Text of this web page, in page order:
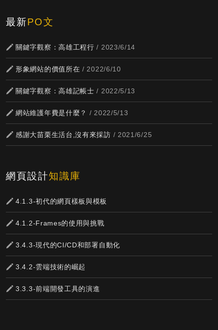
最新PO文
關鍵字觀察：高雄工程行 / 2023/6/14
形象網站的價值所在 / 2022/6/10
關鍵字觀察：高雄記帳士 / 2022/5/13
網站維護年費是什麼？ / 2022/5/13
感謝大苗栗生活台,沒有來採訪 / 2021/6/25
網頁設計知識庫
4.1.3-初代的網頁樣板與模板
4.1.2-Frames的使用與挑戰
3.4.3-現代的CI/CD和部署自動化
3.4.2-雲端技術的崛起
3.3.3-前端開發工具的演進